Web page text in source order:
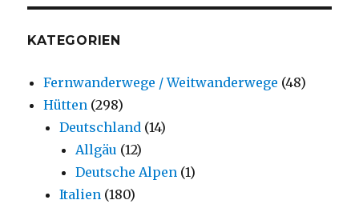
KATEGORIEN
Fernwanderwege / Weitwanderwege (48)
Hütten (298)
Deutschland (14)
Allgäu (12)
Deutsche Alpen (1)
Italien (180)